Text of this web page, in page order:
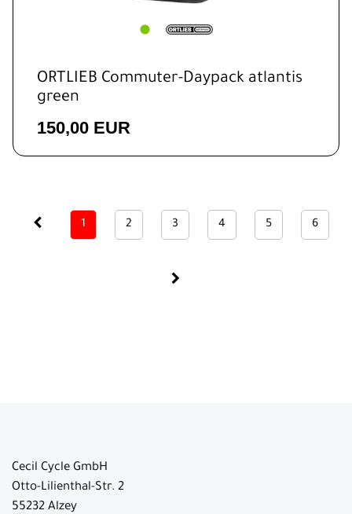
ORTLIEB Commuter-Daypack atlantis
green
150,00 EUR
1 2 3 4 5 6
Cecil Cycle GmbH
Otto-Lilienthal-Str. 2
55232 Alzey